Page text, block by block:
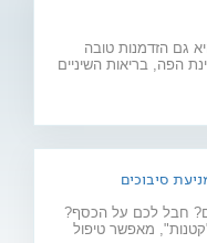
גם הזדמנות טובה
הפה, בריאות השיניים
סיבוכים
חבל לכם על הכסף?
מאפשר טיפול